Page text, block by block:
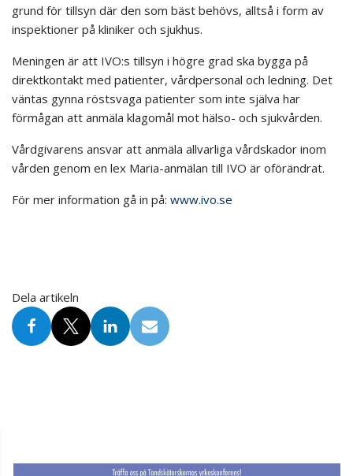
grund för tillsyn där den som bäst behövs, alltså i form av
inspektioner på kliniker och sjukhus.
Meningen är att IVO:s tillsyn i högre grad ska bygga på
direktkontakt med patienter, vårdpersonal och ledning. Det
väntas gynna röstsvaga patienter som inte själva har
förmågan att anmäla klagomål mot hälso- och sjukvården.
Vårdgivarens ansvar att anmäla allvarliga vårdskador inom
vården genom en lex Maria-anmälan till IVO är oförändrat.
För mer information gå in på: www.ivo.se
Dela artikeln